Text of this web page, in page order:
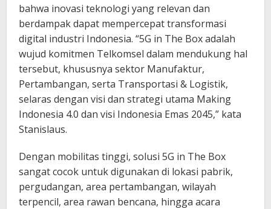
bahwa inovasi teknologi yang relevan dan
berdampak dapat mempercepat transformasi
digital industri Indonesia. “5G in The Box adalah
wujud komitmen Telkomsel dalam mendukung hal
tersebut, khususnya sektor Manufaktur,
Pertambangan, serta Transportasi & Logistik,
selaras dengan visi dan strategi utama Making
Indonesia 4.0 dan visi Indonesia Emas 2045,” kata
Stanislaus.
Dengan mobilitas tinggi, solusi 5G in The Box
sangat cocok untuk digunakan di lokasi pabrik,
pergudangan, area pertambangan, wilayah
terpencil, area rawan bencana, hingga acara